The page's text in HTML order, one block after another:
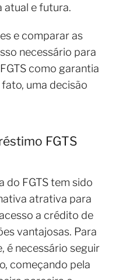
atual e futura.
e comparar as
necessário para
como garantia
uma decisão
FGTS
do FGTS tem sido
atrativa para
a crédito de
vantajosas. Para
é necessário seguir
começando pela